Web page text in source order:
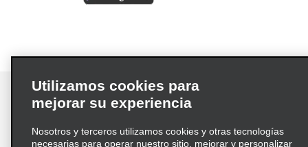
Términos de uso Política de privacidad
Utilizamos cookies para
mejorar su experiencia
Nosotros y terceros utilizamos cookies y otras tecnologías
necesarias para operar nuestro sitio, mejorar y personalizar